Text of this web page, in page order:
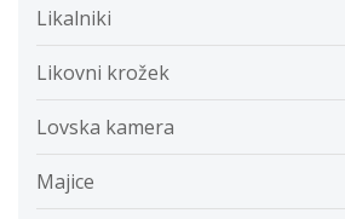
Likalniki
Likovni krožek
Lovska kamera
Majice